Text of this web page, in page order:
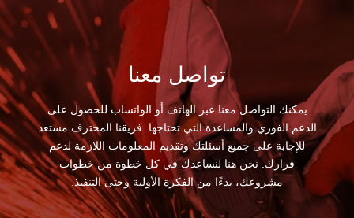
تواصل معنا
يمكنك التواصل معنا عبر الهاتف أو الواتساب للحصول على
الدعم الفوري والمساعدة التي تحتاجها. فريقنا المحترف مستعد
للإجابة على جميع أسئلتك وتقديم المعلومات اللازمة لدعم
قرارك. نحن هنا لنساعدك في كل خطوة من خطوات
مشروعك، بدءًا من الفكرة الأولية وحتى التنفيذ.